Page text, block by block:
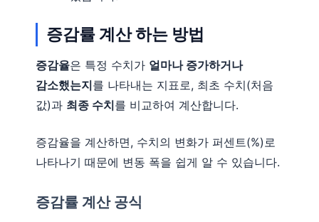
증감률 계산 하는 방법
증감율은 특정 수치가 얼마나 증가하거나
감소했는지를 나타내는 지표로, 최초 수치(처음
값)과 최종 수치를 비교하여 계산합니다.
증감율을 계산하면, 수치의 변화가 퍼센트(%)로
나타나기 때문에 변동 폭을 쉽게 알 수 있습니다.
증감률 계산 공식